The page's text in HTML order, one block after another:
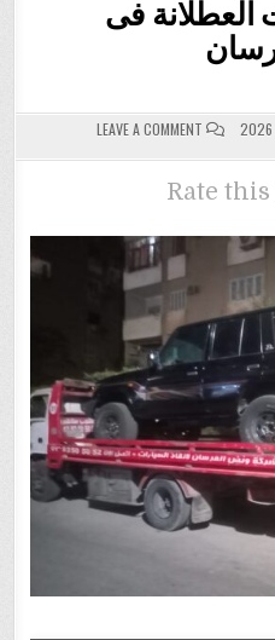
العطلانة فى
LEAVE A COMMENT
ON
ونش
انقاذ
الفرسان
Rate